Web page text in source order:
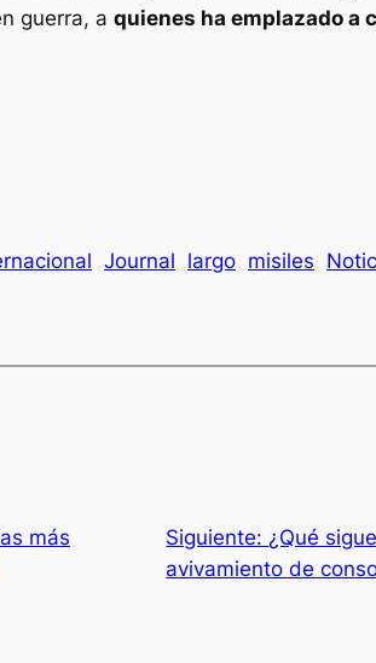
guerra, a quienes ha emplazado a
Journal largo misiles
más
Siguiente: ¿Qué
avivamiento de